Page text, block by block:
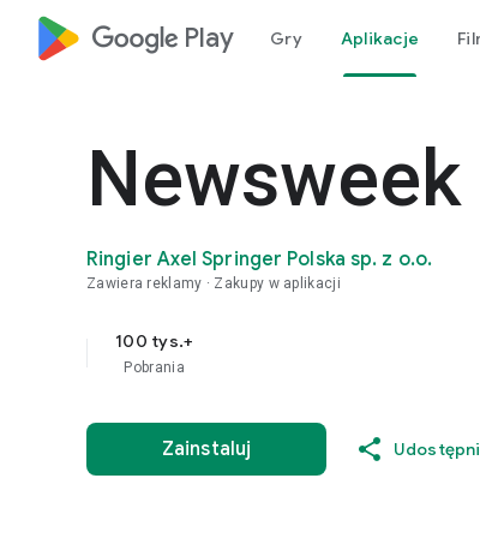
google_logo Play Gry Aplikacje
Ringier Axel Springer Polska sp. z o.o.
Zawiera reklamy Zakupy w aplikacji
100 tys.+
Pobrania
Zainstaluj